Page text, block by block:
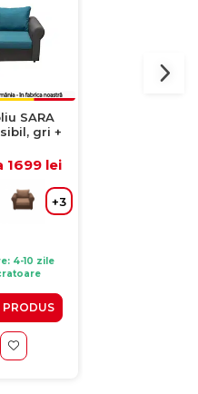
SARA
gri +
cm
1699 lei
+3
4-10 zile
PRODUS